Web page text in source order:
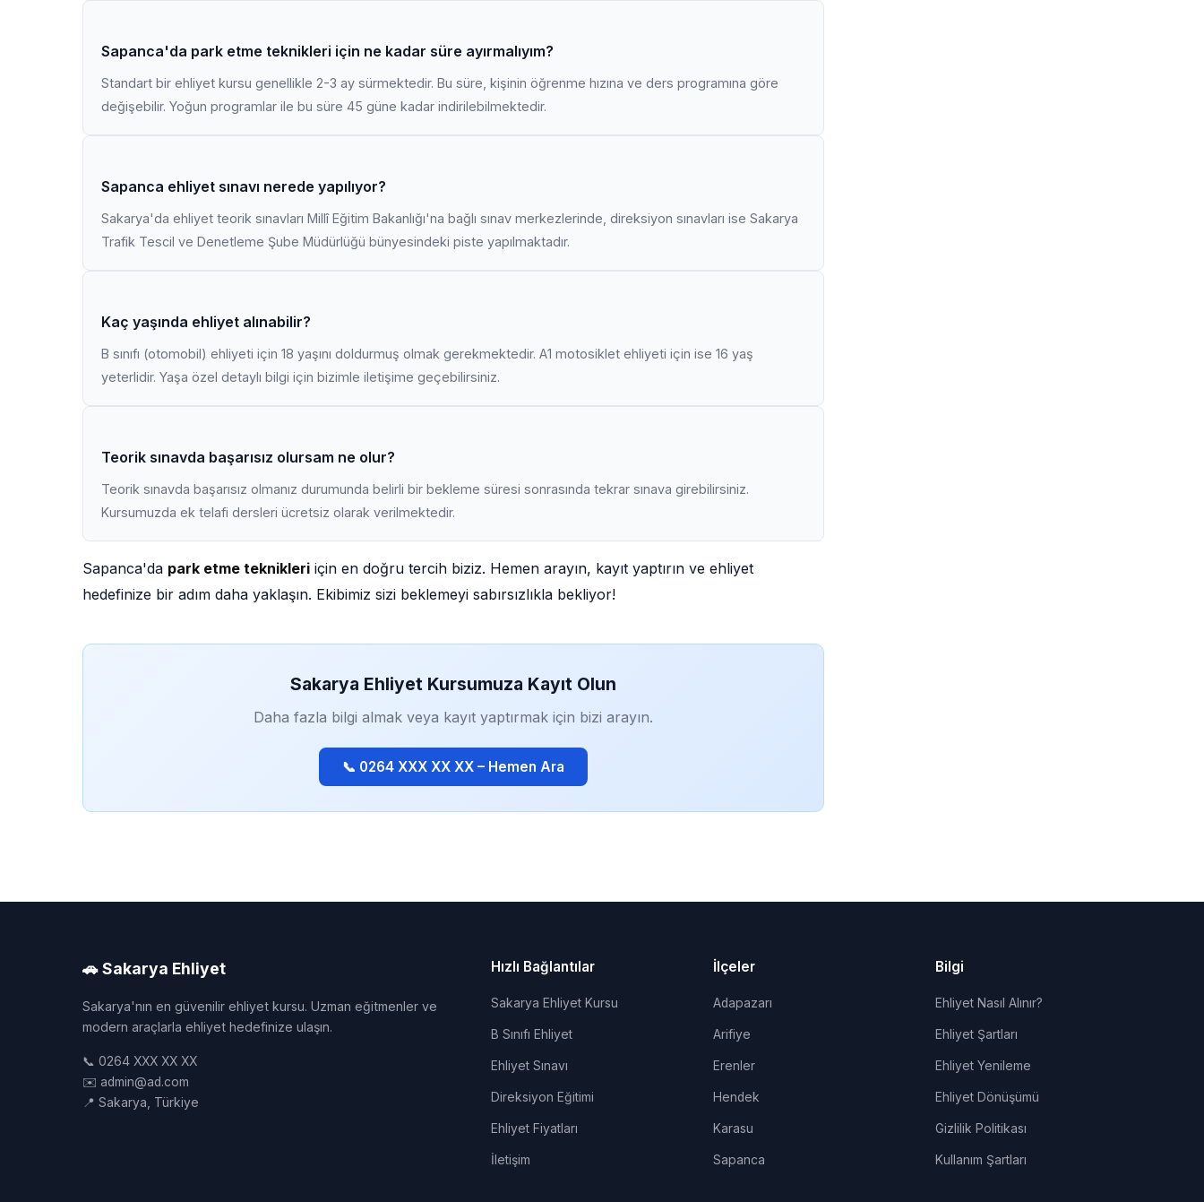
Sapanca'da park etme teknikleri için ne kadar süre ayırmalıyım?
Standart bir ehliyet kursu genellikle 2-3 ay sürmektedir. Bu süre, kişinin öğrenme hızına ve ders programına göre
değişebilir. Yoğun programlar ile bu süre 45 güne kadar indirilebilmektedir.
Sapanca ehliyet sınavı nerede yapılıyor?
Sakarya'da ehliyet teorik sınavları Millî Eğitim Bakanlığı'na bağlı sınav merkezlerinde, direksiyon sınavları ise Sakarya
Trafik Tescil ve Denetleme Şube Müdürlüğü bünyesindeki piste yapılmaktadır.
Kaç yaşında ehliyet alınabilir?
B sınıfı (otomobil) ehliyeti için 18 yaşını doldurmuş olmak gerekmektedir. A1 motosiklet ehliyeti için ise 16 yaş
yeterlidir. Yaşa özel detaylı bilgi için bizimle iletişime geçebilirsiniz.
Teorik sınavda başarısız olursam ne olur?
Teorik sınavda başarısız olmanız durumunda belirli bir bekleme süresi sonrasında tekrar sınava girebilirsiniz.
Kursumuzda ek telafi dersleri ücretsiz olarak verilmektedir.
Sapanca'da park etme teknikleri için en doğru tercih biziz. Hemen arayın, kayıt yaptırın ve ehliyet
hedefinize bir adım daha yaklaşın. Ekibimiz sizi beklemeyi sabırsızlıkla bekliyor!
Sakarya Ehliyet Kursumuza Kayıt Olun
Daha fazla bilgi almak veya kayıt yaptırmak için bizi arayın.
📞 0264 XXX XX XX – Hemen Ara
🚗 Sakarya Ehliyet
Sakarya'nın en güvenilir ehliyet kursu. Uzman eğitmenler ve
modern araçlarla ehliyet hedefinize ulaşın.
📞 0264 XXX XX XX
✉️ admin@ad.com
📍 Sakarya, Türkiye
Hızlı Bağlantılar
Sakarya Ehliyet Kursu
B Sınıfı Ehliyet
Ehliyet Sınavı
Direksiyon Eğitimi
Ehliyet Fiyatları
İletişim
İlçeler
Adapazarı
Arifiye
Erenler
Hendek
Karasu
Sapanca
Bilgi
Ehliyet Nasıl Alınır?
Ehliyet Şartları
Ehliyet Yenileme
Ehliyet Dönüşümü
Gizlilik Politikası
Kullanım Şartları